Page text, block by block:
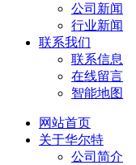
公司新闻
行业新闻
联系我们
联系信息
在线留言
智能地图
网站首页
关于华尔特
公司简介